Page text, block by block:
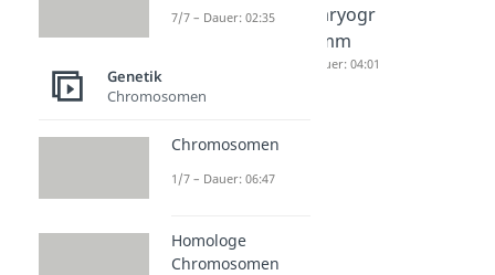
Homolo
Chromo
somen
Haploid
Karyogr
amm
Dauer: 04:01
7/7 – Dauer: 02:35
Genetik
Chromosomen
Chromosomen
1/7 – Dauer: 06:47
Homologe
Chromosomen